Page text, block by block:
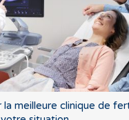
la meilleure clinique de